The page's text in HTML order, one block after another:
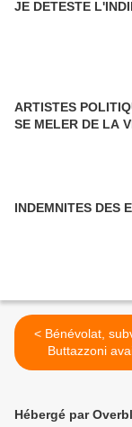
JE DETESTE
ARTISTES
SE MELER DE LA
INDEMNITES DES
< Bénévolat, subventions
Buttazzoni
compris
Hébergé par